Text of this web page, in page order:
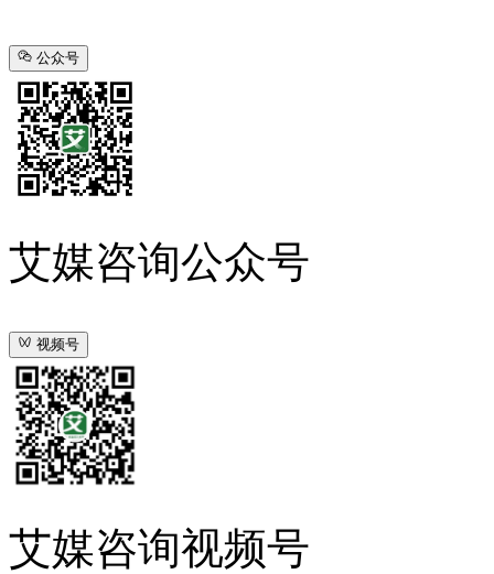
公众号
艾媒咨询公众号
视频号
艾媒咨询视频号